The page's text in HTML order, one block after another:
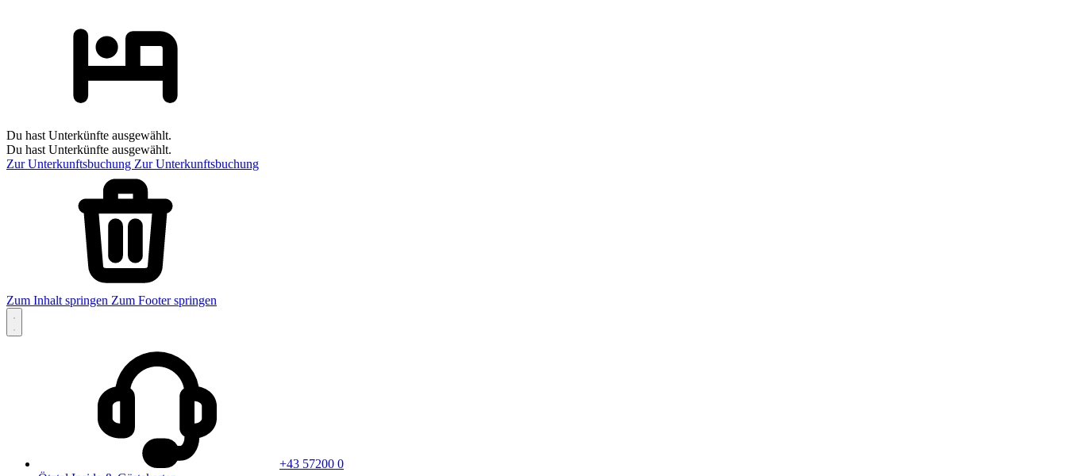
Du hast Unterkünfte ausgewählt.
Du hast Unterkünfte ausgewählt.
Zur Unterkunftsbuchung Zur Unterkunftsbuchung
Zum Inhalt springen Zum Footer springen
+43 57200 0